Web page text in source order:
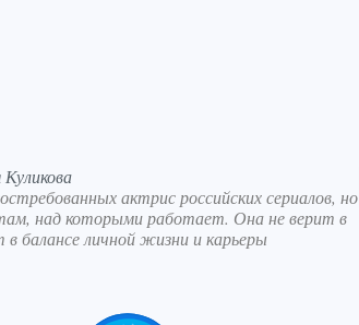
актрис российских сериалов, но
над которыми работает. Она не верит в
балансе личной жизни и карьеры